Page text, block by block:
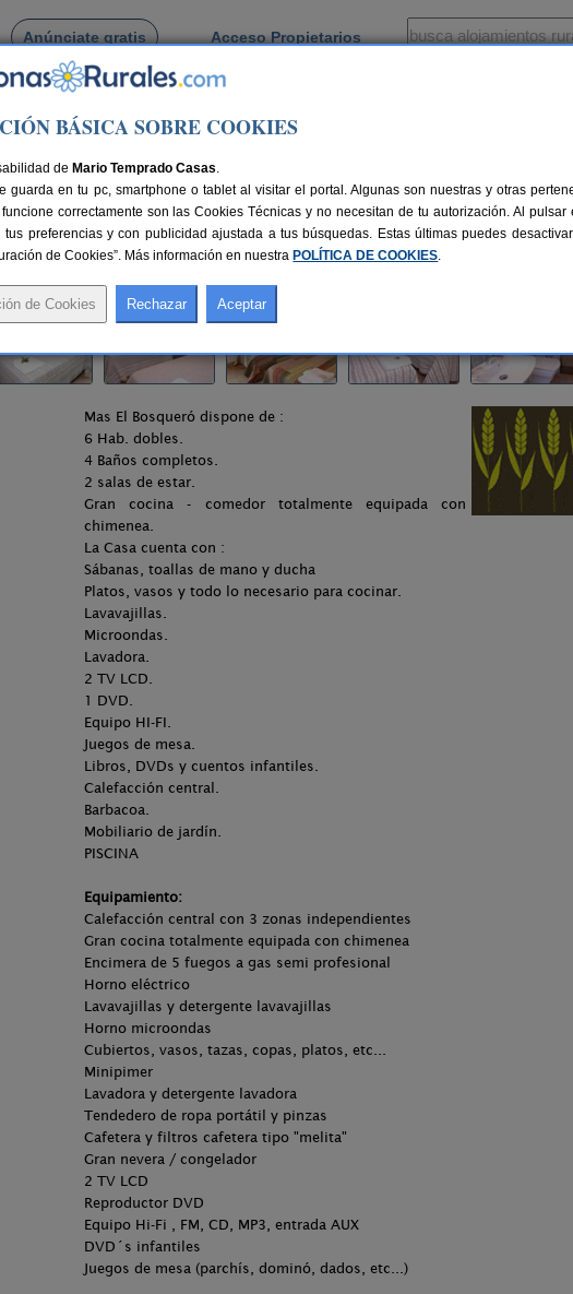
Anúnciate gratis Acceso Propietarios
de La Garrotxa
Mas El Bosqueró dispone de :
6 Hab. dobles.
4 Baños completos.
2 salas de estar.
Gran cocina - comedor totalmente equipada con
chimenea.
La Casa cuenta con :
Sábanas, toallas de mano y ducha
Platos, vasos y todo lo necesario para cocinar.
Lavavajillas.
Microondas.
Lavadora.
2 TV LCD.
1 DVD.
Equipo HI-FI.
Juegos de mesa.
Libros, DVDs y cuentos infantiles.
Calefacción central.
Barbacoa.
Mobiliario de jardín.
PISCINA
Equipamiento:
Calefacción central con 3 zonas independientes
Gran cocina totalmente equipada con chimenea
Encimera de 5 fuegos a gas semi profesional
Horno eléctrico
Lavavajillas y detergente lavavajillas
Horno microondas
Cubiertos, vasos, tazas, copas, platos, etc...
Minipimer
Lavadora y detergente lavadora
Tendedero de ropa portátil y pinzas
Cafetera y filtros cafetera tipo "melita"
Gran nevera / congelador
2 TV LCD
Reproductor DVD
Equipo Hi-Fi , FM, CD, MP3, entrada AUX
DVD´s infantiles
Juegos de mesa (parchís, dominó, dados, etc...)
BÁSICA SOBRE COOKIES
de Mario Temprado Casas.
en tu pc, smartphone o tablet al visitar el portal. Algunas son nuestras y otras
correctamente son las Cookies Técnicas y no necesitan de tu autorización. Al pulsar
preferencias y con publicidad ajustada a tus búsquedas. Estas últimas puedes
de Cookies”. Más información en nuestra POLÍTICA DE COOKIES.